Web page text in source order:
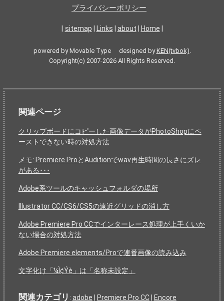
プライバシーポリシー
sitemap Links about Home
powered by Movable Type designed byKEN(tvbok)
Copyright(c) 2007-2026 All Rights Reserved.
関連ページ
クリップボードにコピーした画像データがPhotoShopにペ
ーストできない時の対処方法
メモ: Premiere ProとAuditionでwav再生時間の長さにズレ
がある･･･
Adobe系ツールのキャッシュフォルダの場所
Illustrator CC/CS6/CS5の遠近グリッドの消し方
Adobe Premiere Pro CCでインターレース処理が上手くいか
ない場合の対処方法
Adobe Premiere elements/Proで連番画像の読み込み
文字化け「¼Ì¢Ýè」は「名称未設定」
関連カテゴリ : adobe Premiere Pro CC| Encore